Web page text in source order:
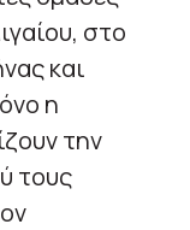
στο
και
η
την
τους